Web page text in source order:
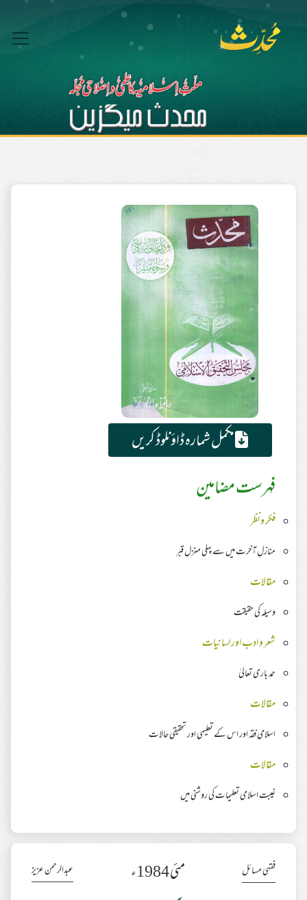
مکمل شمارہ ڈاؤنلوڈ کریں
فہرست مضامین
فکر ونظر
منازلِ آخرت میں سے پہلی منزل قبر
مقالات
وسیلہ کی حقیقت
شعر و ادب اور لسانیات
حمد باری تعالیٰ
مقالات
اسلامی فقہ اور اس کے تعلیمی اور تحقیقی حالات
مقالات
غیبت اسلامی تعلیمات کی روشنی میں
فقہی مسائل مئی 1984ء عبدالرحمن عزیز